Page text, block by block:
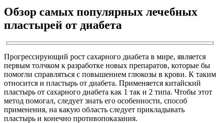
Обзор самых популярных лечебных
пластырей от диабета
Прогрессирующий рост сахарного диабета в мире, является
первым толчком к разработке новых препаратов, которые бы
помогли справляться с повышением глюкозы в крови. К таким
относится и пластырь от диабета. Применяется китайский
пластырь от сахарного диабета как 1 так и 2 типа. Чтобы этот
метод помогал, следует знать его особенности, способ
применения, на какую область следует прикладывать
пластырь и конечно противопоказания.